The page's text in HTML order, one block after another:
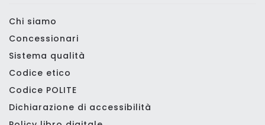
Chi siamo
Concessionari
Sistema qualità
Codice etico
Codice POLITE
Dichiarazione di accessibilità